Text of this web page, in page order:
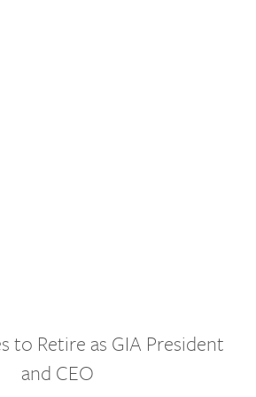
to Retire as GIA President
and CEO